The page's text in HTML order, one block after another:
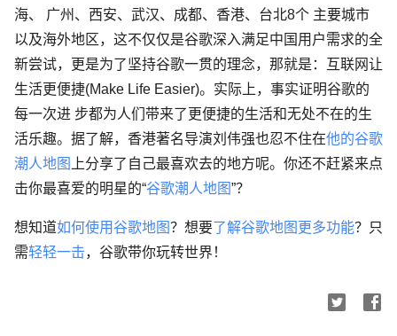
海、 广州、西安、武汉、成都、香港、台北8个 主要城市
以及海外地区，这不仅仅是谷歌深入满足中国用户需求的全
新尝试，更是为了坚持谷歌一贯的理念，那就是：互联网让
生活更便捷(Make Life Easier)。实际上，事实证明谷歌的
每一次进 步都为人们带来了更便捷的生活和无处不在的生
活乐趣。据了解，香港著名导演刘伟强也忍不住在他的谷歌
潮人地图
上分享了自己最喜欢去的地方呢。你还不赶紧来点
击你最喜爱的明星的“谷歌潮人地图”？
想知道如何使用谷歌地图？想要了解谷歌地图更多功能？只
需轻轻一击，谷歌带你玩转世界！